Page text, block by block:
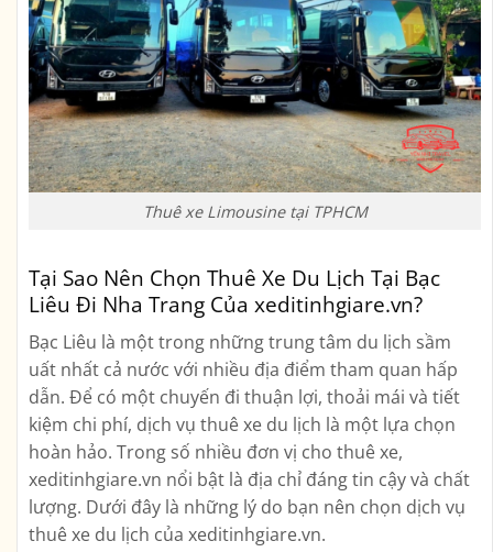
Thuê xe Limousine tại TPHCM
Tại Sao Nên Chọn Thuê Xe Du Lịch Tại Bạc
Liêu Đi Nha Trang Của xeditinhgiare.vn?
Bạc Liêu là một trong những trung tâm du lịch sầm
uất nhất cả nước với nhiều địa điểm tham quan hấp
dẫn. Để có một chuyến đi thuận lợi, thoải mái và tiết
kiệm chi phí, dịch vụ thuê xe du lịch là một lựa chọn
hoàn hảo. Trong số nhiều đơn vị cho thuê xe,
xeditinhgiare.vn nổi bật là địa chỉ đáng tin cậy và chất
lượng. Dưới đây là những lý do bạn nên chọn dịch vụ
thuê xe du lịch của xeditinhgiare.vn.